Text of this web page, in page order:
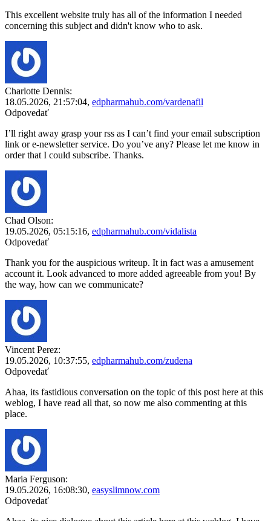
This excellent website truly has all of the information I needed
concerning this subject and didn't know who to ask.
Charlotte Dennis:
18.05.2026, 21:57:04, edpharmahub.com/vardenafil
Odpovedať
I’ll right away grasp your rss as I can’t find your email subscription
link or e-newsletter service. Do you’ve any? Please let me know in
order that I could subscribe. Thanks.
Chad Olson:
19.05.2026, 05:15:16, edpharmahub.com/vidalista
Odpovedať
Thank you for the auspicious writeup. It in fact was a amusement
account it. Look advanced to more added agreeable from you! By
the way, how can we communicate?
Vincent Perez:
19.05.2026, 10:37:55, edpharmahub.com/zudena
Odpovedať
Ahaa, its fastidious conversation on the topic of this post here at this
weblog, I have read all that, so now me also commenting at this
place.
Maria Ferguson:
19.05.2026, 16:08:30, easyslimnow.com
Odpovedať